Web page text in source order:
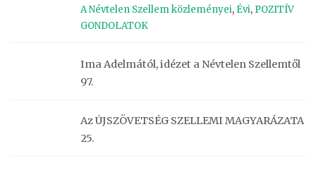
A Névtelen Szellem közleményei, Évi, POZITÍV
GONDOLATOK
Ima Adelmától, idézet a Névtelen Szellemtől
97.
Az ÚJSZÖVETSÉG SZELLEMI MAGYARÁZATA
25.